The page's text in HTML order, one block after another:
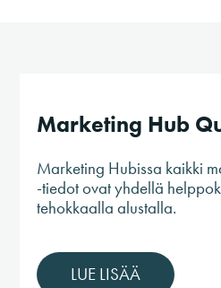
Marketing Hub
Marketing Hubissa kaikki
-tiedot ovat yhdellä
tehokkaalla alustalla.
LUE LISÄÄ